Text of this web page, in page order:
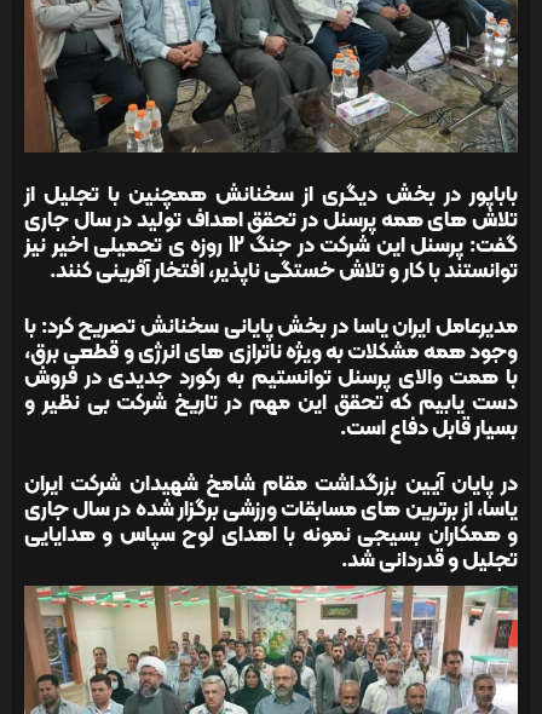
باباپور در بخش دیگری از سخنانش همچنین با تجلیل از
تلاش های همه پرسنل در تحقق اهداف تولید در سال جاری
گفت: پرسنل این شرکت در جنگ 12 روزه ی تحمیلی اخیر نیز
توانستند با کار و تلاش خستگی ناپذیر، افتخار آفرینی کنند.
مدیرعامل ایران یاسا در بخش پایانی سخنانش تصریح کرد: با
وجود همه مشکلات به ویژه ناترازی های انرژی و قطعی برق،
با همت والای پرسنل توانستیم به رکورد جدیدی در فروش
دست یابیم که تحقق این مهم در تاریخ شرکت بی نظیر و
بسیار قابل دفاع است.
در پایان آیین بزرگداشت مقام شامخ شهیدان شرکت ایران
یاسا، از برترین های مسابقات ورزشی برگزار شده در سال جاری
و همکاران بسیجی نمونه با اهدای لوح سپاس و هدایایی
تجلیل و قدردانی شد.